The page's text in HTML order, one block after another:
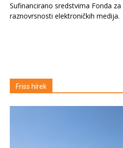
Sufinancirano sredstvima Fonda
raznovrsnosti elektroničkih medija.
Friss hírek